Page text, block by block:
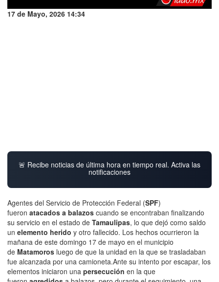
17 de Mayo, 2026 14:34
🚨 Recibe noticias de última hora en tiempo real. Activa las
notificaciones
Agentes del Servicio de Protección Federal (SPF)
fueron atacados a balazos cuando se encontraban finalizando
su servicio en el estado de Tamaulipas, lo que dejó como saldo
un elemento herido y otro fallecido. Los hechos ocurrieron la
mañana de este domingo 17 de mayo en el municipio
de Matamoros luego de que la unidad en la que se trasladaban
fue alcanzada por una camioneta.Ante su intento por escapar, los
elementos iniciaron una persecución en la que